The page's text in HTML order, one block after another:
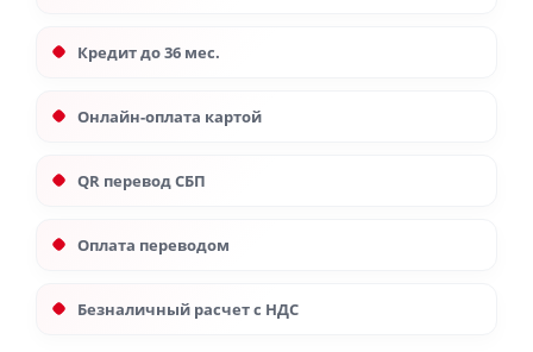
Кредит до 36 мес.
Онлайн-оплата картой
QR перевод СБП
Оплата переводом
Безналичный расчет с НДС